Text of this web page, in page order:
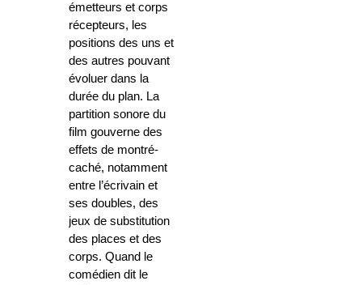
émetteurs et corps
récepteurs, les
positions des uns et
des autres pouvant
évoluer dans la
durée du plan. La
partition sonore du
film gouverne des
effets de montré-
caché, notamment
entre l’écrivain et
ses doubles, des
jeux de substitution
des places et des
corps. Quand le
comédien dit le